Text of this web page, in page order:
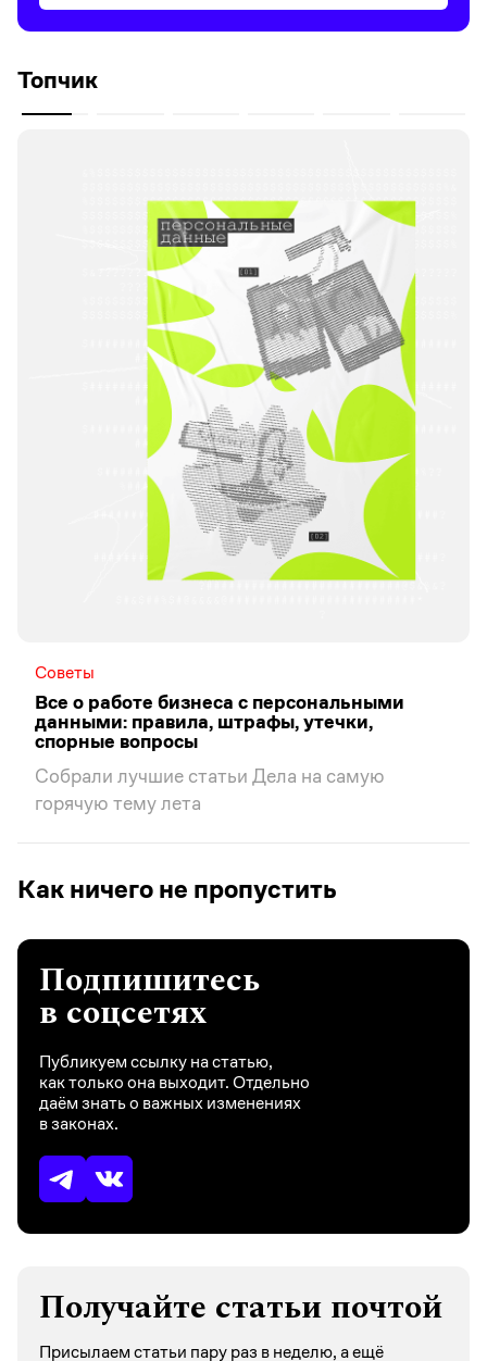
Топчик
Советы
Все о работе бизнеса с персональными
данными: правила, штрафы, утечки,
спорные вопросы
Собрали лучшие статьи Дела на самую
горячую тему лета
Как ничего не пропустить
Подпишитесь
в соцсетях
Публикуем ссылку на статью,
как только она выходит. Отдельно
даём знать о важных изменениях
в законах.
Получайте статьи почтой
Присылаем статьи пару раз в неделю, а ещё